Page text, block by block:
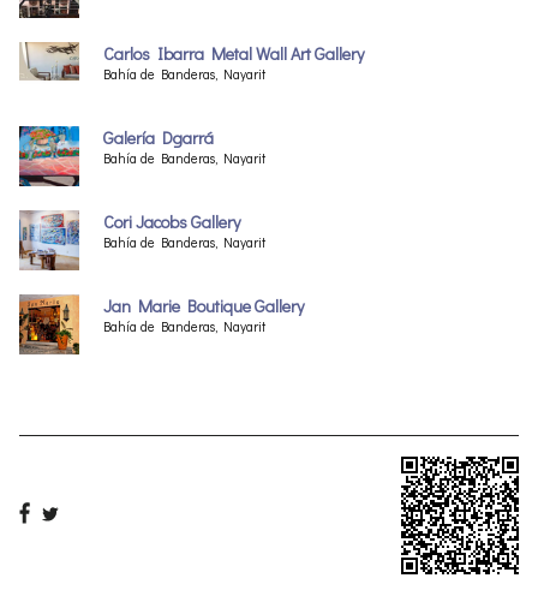
Carlos Ibarra Metal Wall Art Gallery
Bahía de Banderas, Nayarit
Galería Dgarrá
Bahía de Banderas, Nayarit
Cori Jacobs Gallery
Bahía de Banderas, Nayarit
Jan Marie Boutique Gallery
Bahía de Banderas, Nayarit